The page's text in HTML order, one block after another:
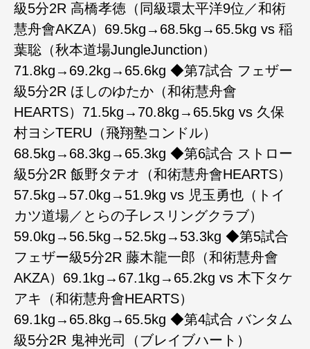
級5分2R 高橋孝徳（同級環太平洋9位／和術
慧舟會AKZA）69.5kg→68.5kg→65.5kg vs 稲
葉聡（秋本道場JungleJunction）
71.8kg→69.2kg→65.6kg ◆第7試合 フェザー
級5分2R ほしのゆたか（和術慧舟會
HEARTS）71.5kg→70.8kg→65.5kg vs 久保
村ヨシTERU（飛翔塾コンドル）
68.5kg→68.3kg→65.3kg ◆第6試合 ストロー
級5分2R 飯野タテオ（和術慧舟會HEARTS）
57.5kg→57.0kg→51.9kg vs 児玉勇也（トイ
カツ道場／とらの子レスリングクラブ）
59.0kg→56.5kg→52.5kg→53.3kg ◆第5試合
フェザー級5分2R 藤木龍一郎（和術慧舟會
AKZA）69.1kg→67.1kg→65.2kg vs 木下タケ
アキ（和術慧舟會HEARTS）
69.1kg→65.8kg→65.5kg ◆第4試合 バンタム
級5分2R 鬼神光司（ブレイブハート）